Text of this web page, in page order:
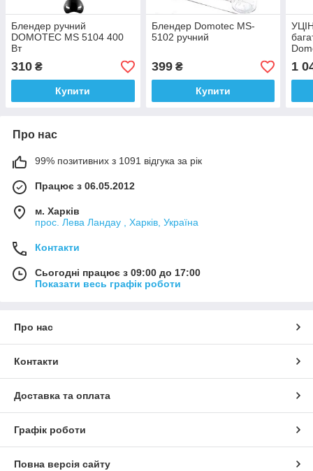
Блендер ручний
DOMOTEC MS 5104 400
Вт
310 ₴
Купити
Блендер Domotec MS-
5102 ручний
399₴
Купити
1
Про нас
99% позитивних з 1091 відгука за рік
Працює з 06.05.2012
м. Харків
прос. Лева Ландау , Харків, Україна
Контакти
Сьогодні працює з 09:00 до 17:00
Показати весь графік роботи
Про нас
Контакти
Доставка та оплата
Графік роботи
Повна версія сайту